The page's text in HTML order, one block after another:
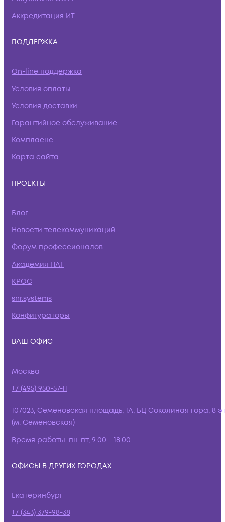
Аккредитация ИТ
ПОДДЕРЖКА
On-line поддержка
Условия оплаты
Условия доставки
Гарантийное обслуживание
Комплаенс
Карта сайта
ПРОЕКТЫ
Блог
Новости телекоммуникаций
Форум профессионалов
Академия НАГ
КРОС
snr.systems
Конфигураторы
ВАШ ОФИС
Москва
+7 (495) 950-57-11
107023, Семёновская площадь, 1А, БЦ Соколиная гора, 8
(м. Семёновская)
Время работы: пн-пт, 9:00 - 18:00
ОФИСЫ В ДРУГИХ ГОРОДАХ
Екатеринбург
+7 (343) 379-98-38